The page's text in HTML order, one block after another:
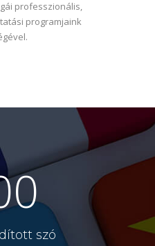
professzionális,
programjaink
szó